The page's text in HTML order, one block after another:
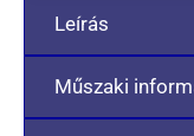
Leírás
Műszaki